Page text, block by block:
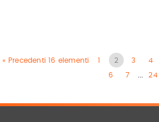
« Precedenti 16 elementi 1 2 3 4
6 7 24